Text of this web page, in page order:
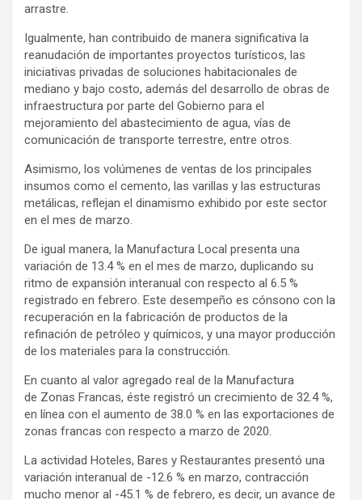
arrastre.
Igualmente, han contribuido de manera significativa la
reanudación de importantes proyectos turísticos, las
iniciativas privadas de soluciones habitacionales de
mediano y bajo costo, además del desarrollo de obras de
infraestructura por parte del Gobierno para el
mejoramiento del abastecimiento de agua, vías de
comunicación de transporte terrestre, entre otros.
Asimismo, los volúmenes de ventas de los principales
insumos como el cemento, las varillas y las estructuras
metálicas, reflejan el dinamismo exhibido por este sector
en el mes de marzo.
De igual manera, la Manufactura Local presenta una
variación de 13.4 % en el mes de marzo, duplicando su
ritmo de expansión interanual con respecto al 6.5 %
registrado en febrero. Este desempeño es cónsono con la
recuperación en la fabricación de productos de la
refinación de petróleo y químicos, y una mayor producción
de los materiales para la construcción.
En cuanto al valor agregado real de la Manufactura
de Zonas Francas, éste registró un crecimiento de 32.4 %,
en línea con el aumento de 38.0 % en las exportaciones de
zonas francas con respecto a marzo de 2020.
La actividad Hoteles, Bares y Restaurantes presentó una
variación interanual de -12.6 % en marzo, contracción
mucho menor al -45.1 % de febrero, es decir, un avance de